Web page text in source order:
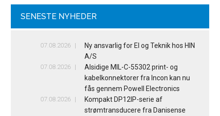
SENESTE NYHEDER
07.08.2026
Ny ansvarlig for El og Teknik hos HIN
A/S
07.08.2026
Alsidige MIL-C-55302 print- og
kabelkonnektorer fra Incon kan nu
fås gennem Powell Electronics
07.08.2026
Kompakt DP12IP-serie af
strømtransducere fra Danisense